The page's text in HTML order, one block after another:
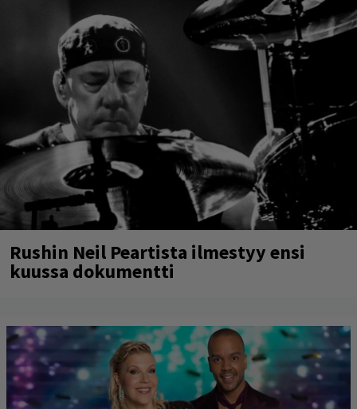
Rushin Neil Peartista ilmestyy ensi
kuussa dokumentti